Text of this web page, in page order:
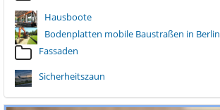
Hausboote
Bodenplatten mobile Baustraßen in Berlin
Fassaden
Sicherheitszaun